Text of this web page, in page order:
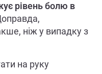
рівень болю в
ніж у випадку з
на руку